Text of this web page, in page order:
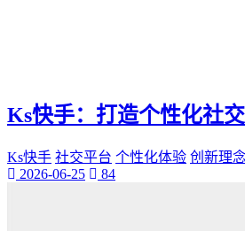
Ks快手：打造个性化社
Ks快手 社交平台 个性化体验 创新理
2026-06-25
84